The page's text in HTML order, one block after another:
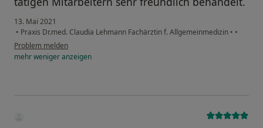
13. Mai 2021
• Praxis Dr.med. Claudia Lehmann Fachärztin f. Allgemeinmedizin • •
Problem melden
mehrwenigeranzeigen